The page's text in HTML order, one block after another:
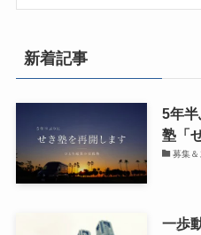
新着記事
5年
塾「
募集
一歩